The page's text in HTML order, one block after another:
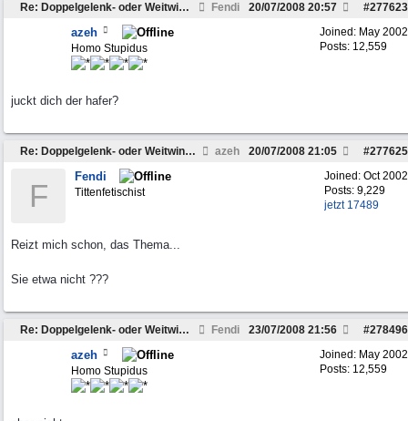
Re: Doppelgelenk- oder Weitwinkelwelle??? Fendi #277623
20/07/2008 20:57
Joined: May 2002
Posts: 12,559
azeh
Homo Stupidus
juckt dich der hafer?
Re: Doppelgelenk- oder Weitwinkelwelle??? azeh #277625
20/07/2008 21:05
Joined: Oct 2002
Posts: 9,229
jetzt 17489
F
Fendi
Tittenfetischist
Reizt mich schon, das Thema...
Sie etwa nicht ???
Re: Doppelgelenk- oder Weitwinkelwelle??? Fendi #278496
23/07/2008 21:56
Joined: May 2002
Posts: 12,559
azeh
Homo Stupidus